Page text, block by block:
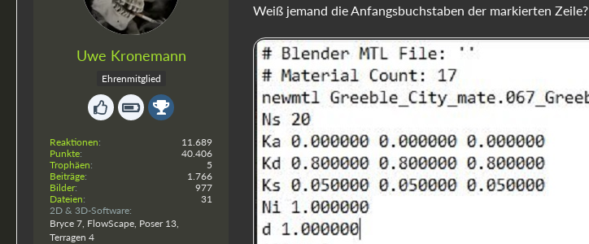
Uwe Kronemann
Ehrenmitglied
Reaktionen
11.689
Punkte
40.406
Trophäen
5
Beiträge
1.766
Bilder
977
Dateien
31
2D & 3D-Software
Bryce 7, FlowScape, Poser 13,
Terragen 4
Weiß jemand die Anfangsbuchstaben der markierten Zeile?